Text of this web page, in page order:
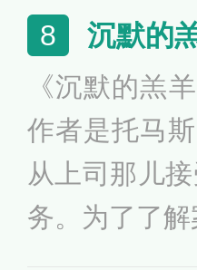
通过其忠仆
将这个庄园
一方面是阴
使该书成为
8 沉默的
《沉默的羔
作者是托马
从上司那儿
务。为了了